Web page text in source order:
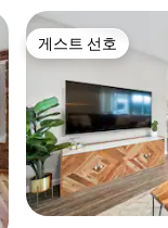
게스트 선호
게스트 선호